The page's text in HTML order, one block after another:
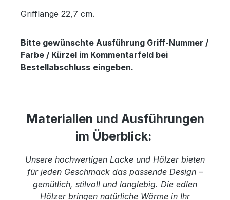
Grifflänge 22,7 cm.
Bitte gewünschte Ausführung Griff-Nummer /
Farbe / Kürzel im Kommentarfeld bei
Bestellabschluss eingeben.
Materialien und Ausführungen
im Überblick:
Unsere hochwertigen Lacke und Hölzer bieten
für jeden Geschmack das passende Design –
gemütlich, stilvoll und langlebig. Die edlen
Hölzer bringen natürliche Wärme in Ihr